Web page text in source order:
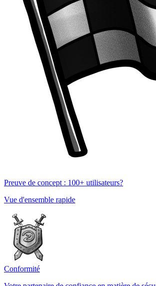
Preuve de concept : 100+ utilisateurs?
Vue d'ensemble rapide
Conformité